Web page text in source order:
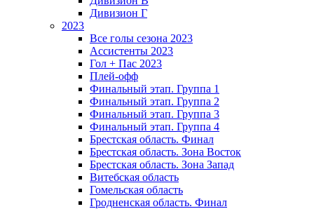
Дивизион Г
2023
Все голы сезона 2023
Ассистенты 2023
Гол + Пас 2023
Плей-офф
Финальный этап. Группа 1
Финальный этап. Группа 2
Финальный этап. Группа 3
Финальный этап. Группа 4
Брестская область. Финал
Брестская область. Зона Восток
Брестская область. Зона Запад
Витебская область
Гомельская область
Гродненская область. Финал